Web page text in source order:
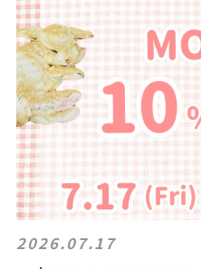
2026.07.17